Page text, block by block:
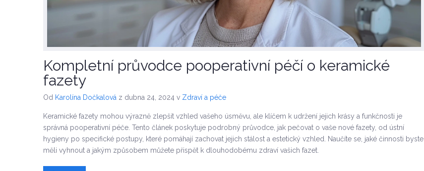
Kompletní průvodce pooperativní péčí o keramické
fazety
Od Karolína Dočkalová z dubna 24, 2024 v Zdraví a péče
Keramické fazety mohou výrazně zlepšit vzhled vašeho úsměvu, ale klíčem k udržení jejich krásy a funkčnosti je
správná pooperativní péče. Tento článek poskytuje podrobný průvodce, jak pečovat o vaše nové fazety, od ústní
hygieny po specifické postupy, které pomáhají zachovat jejich stálost a estetický vzhled. Naučíte se, jaké činnosti byste
měli vyhnout a jakým způsobem můžete přispět k dlouhodobému zdraví vašich fazet.